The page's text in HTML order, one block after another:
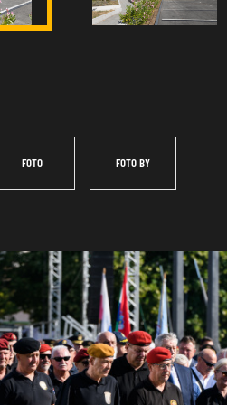
FOTO FOTO BY